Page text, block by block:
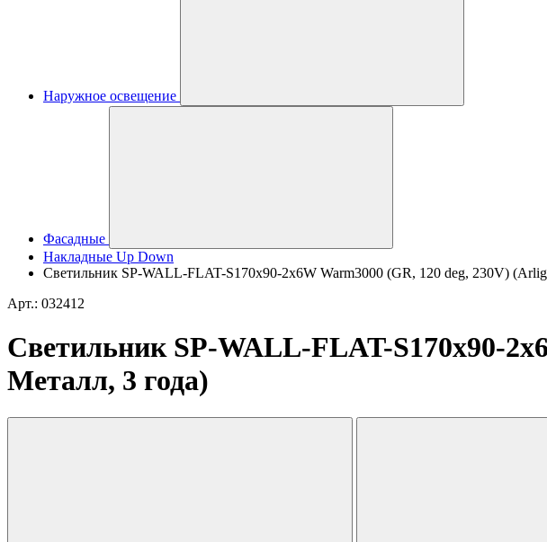
Наружное освещение
Фасадные
Накладные Up Down
Светильник SP-WALL-FLAT-S170x90-2x6W Warm3000 (GR, 120 deg, 230V)
Арт.: 032412
Светильник SP-WALL-FLAT-S170x90-
Металл, 3 года)